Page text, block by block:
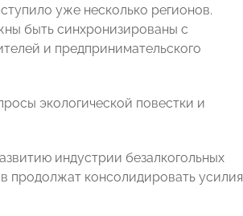
уже несколько регионов.
быть синхронизированы с
и предпринимательского
экологической повестки и
индустрии безалкогольных
продолжат консолидировать усилия